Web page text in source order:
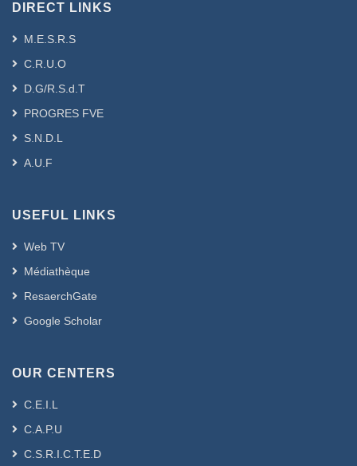
DIRECT LINKS
M.E.S.R.S
C.R.U.O
D.G/R.S.d.T
PROGRES FVE
S.N.D.L
A.U.F
USEFUL LINKS
Web TV
Médiathèque
ResaerchGate
Google Scholar
OUR CENTERS
C.E.I.L
C.A.P.U
C.S.R.I.C.T.E.D